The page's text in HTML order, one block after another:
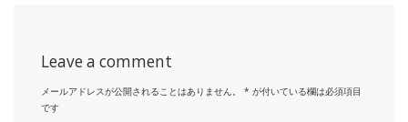
Leave a comment
メールアドレスが公開されることはありません。 * が付いている欄は必須項目
です